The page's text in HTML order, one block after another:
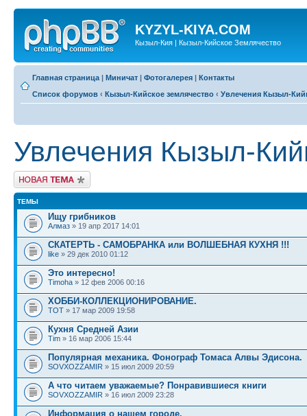
KYZYL-KIYA.COM
Кызыл-Кия | Кызыл-Кийское Землячество
Главная страница | Миничат | Фотогалерея | Контакты
Список форумов ‹ Кызыл-Кийское землячество ‹ Увлечения Кызыл-
Увлечения Кызыл-
Новая тема
ТЕМЫ
Ищу грибников
Алмаз » 19 апр 2017 14:01
СКАТЕРТЬ - САМОБРАНКА или ВОЛШЕБНАЯ КУХНЯ !!!
like » 29 дек 2010 01:12
Это интересно!
Timoha » 12 фев 2006 00:16
ХОББИ-КОЛЛЕКЦИОНИРОВАНИЕ.
TOT » 17 мар 2009 19:58
Кухня Средней Азии
Tim » 16 мар 2006 15:44
Популярная механика. Фонограф Томаса Алвы Эдисона.
SOVXOZZAMIR » 15 июл 2009 20:59
А что читаем уважаемые? Понравившиеся книги
SOVXOZZAMIR » 16 июл 2009 23:28
Информация о нашем городе.